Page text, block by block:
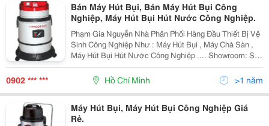
Bán Máy Hút Bụi, Bán Máy Hút Bụi Công
Nghiệp, Máy Hút Bụi Hút Nước Công Nghiệp.
Phạm Gia Nguyễn Nhà Phân Phối Hàng Đầu Thiết Bị Vệ
Sinh Công Nghiệp Như : Máy Hút Bụi , Máy Chà Sàn ,
Máy Hút Bụi Hút Nước Công Nghiệp .... Showroom: Số
19 Đường D15, Phường Tây Thạnh, Q.tân Phú, Tp.hcm
Điện Thoại: 08.3815.3333 - 08.6682.9999
0902 *** *** Hồ Chí Minh >1 năm
Máy Hút Bụi, Máy Hút Bụi Công Nghiệp Giá
Rẻ.